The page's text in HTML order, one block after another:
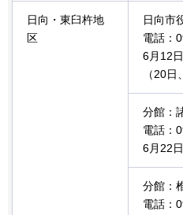
日向・東臼杵地
区
日向市
電話：
6月12
（20
分館：
電話：
6月22
分館：
電話：